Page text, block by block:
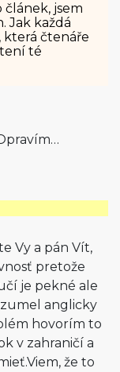
jsem
Jak každá
která čtenáře
té
Vy a pán Vít,
pretože
je pekné ale
anglicky
hovorím to
v zahraničí a
že to